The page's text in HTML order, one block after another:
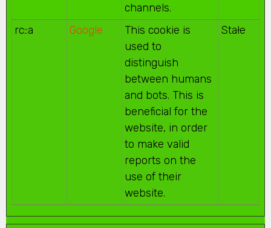
channels.
rc::a Google
This cookie is
used to
distinguish
between humans
and bots. This is
beneficial for the
website, in order
to make valid
reports on the
use of their
website.
Stałe